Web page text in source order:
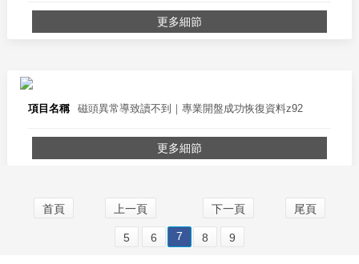
更多細節
項目名稱 磁頭異常導致讀不到｜專業開盤成功恢復資料z92
更多細節
首頁 上一頁
5 6 7 8 9
下一頁 尾頁